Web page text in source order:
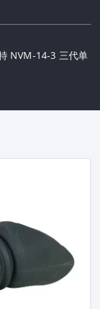
NVM-14-3 三代单